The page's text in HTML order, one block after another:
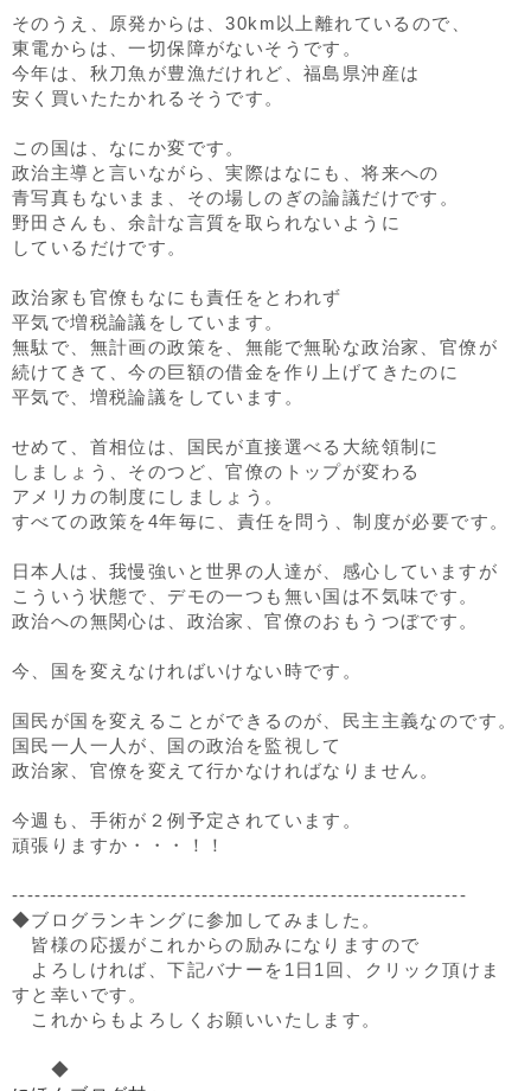
そのうえ、原発からは、30km以上離れているので、
東電からは、一切保障がないそうです。
今年は、秋刀魚が豊漁だけれど、福島県沖産は
安く買いたたかれるそうです。
この国は、なにか変です。
政治主導と言いながら、実際はなにも、将来への
青写真もないまま、その場しのぎの論議だけです。
野田さんも、余計な言質を取られないように
しているだけです。
政治家も官僚もなにも責任をとわれず
平気で増税論議をしています。
無駄で、無計画の政策を、無能で無恥な政治家、官僚が
続けてきて、今の巨額の借金を作り上げてきたのに
平気で、増税論議をしています。
せめて、首相位は、国民が直接選べる大統領制に
しましょう、そのつど、官僚のトップが変わる
アメリカの制度にしましょう。
すべての政策を4年毎に、責任を問う、制度が必要です。
日本人は、我慢強いと世界の人達が、感心していますが
こういう状態で、デモの一つも無い国は不気味です。
政治への無関心は、政治家、官僚のおもうつぼです。
今、国を変えなければいけない時です。
国民が国を変えることができるのが、民主主義なのです。
国民一人一人が、国の政治を監視して
政治家、官僚を変えて行かなければなりません。
今週も、手術が２例予定されています。
頑張りますか・・・！！
------------------------------------------------------------
◆ブログランキングに参加してみました。
皆様の応援がこれからの励みになりますので
よろしければ、下記バナーを1日1回、クリック頂けま
すと幸いです。
これからもよろしくお願いいたします。
◆